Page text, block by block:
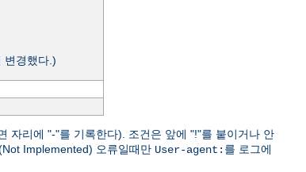
경했다.)
자리에 "-"를 기록한다). 조건은 앞에 "!"를 붙이거나 안
Implemented) 오류일때만 User-agent: 를 로그에